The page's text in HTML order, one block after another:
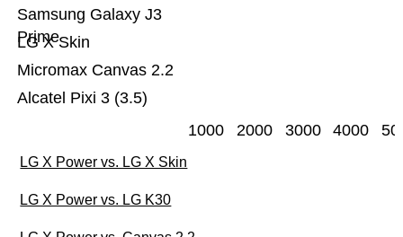
Alcatel Pixi 3 (3.5)
Micromax Canvas 2.2
LG X Skin
Samsung Galaxy J3
Prime
1000 2000 3000 4000
LG X Power vs. LG X Skin
LG X Power vs. LG K30